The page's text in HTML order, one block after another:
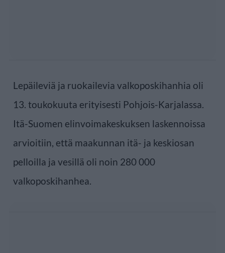
Lepäileviä ja ruokailevia valkoposkihanhia oli
13. toukokuuta erityisesti Pohjois-Karjalassa.
Itä-Suomen elinvoimakeskuksen laskennoissa
arvioitiin, että maakunnan itä- ja keskiosan
pelloilla ja vesillä oli noin 280 000
valkoposkihanhea.